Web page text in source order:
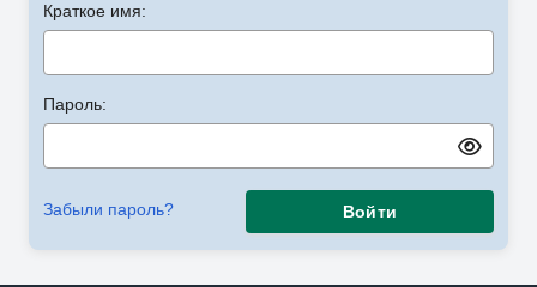
Краткое имя:
Пароль:
Забыли пароль? Войти